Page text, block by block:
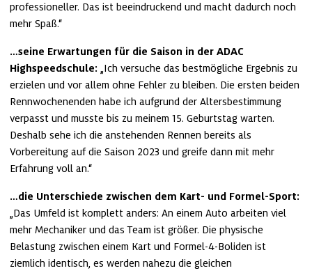
professioneller. Das ist beeindruckend und macht dadurch noch
mehr Spaß.“
…seine Erwartungen für die Saison in der ADAC
Highspeedschule: „Ich versuche das bestmögliche Ergebnis zu
erzielen und vor allem ohne Fehler zu bleiben. Die ersten beiden
Rennwochenenden habe ich aufgrund der Altersbestimmung
verpasst und musste bis zu meinem 15. Geburtstag warten.
Deshalb sehe ich die anstehenden Rennen bereits als
Vorbereitung auf die Saison 2023 und greife dann mit mehr
Erfahrung voll an.“
…die Unterschiede zwischen dem Kart- und Formel-Sport:
„Das Umfeld ist komplett anders: An einem Auto arbeiten viel
mehr Mechaniker und das Team ist größer. Die physische
Belastung zwischen einem Kart und Formel-4-Boliden ist
ziemlich identisch, es werden nahezu die gleichen